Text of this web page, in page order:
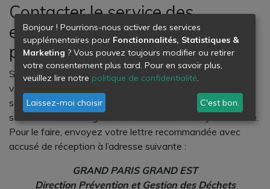
Contacter le service des
encombrants Neuilly-Plaisance
par courrier postal
Si vous avez une réclamation à faire, une suggestion ou si
vous désirez dénoncer un acte irresponsable de dépôt
sauvage, vous pouvez envoyer un courrier postal au
service de ramassage des encombrants Neuilly-Plaisance.
Pour le faire, envoyez votre lettre recommandée avec
accusé de réception à l’adresse suivante :
GRAND PARIS GRAND EST
Direction Prévention et Gestion des Déchets
Bonjour ! Pourrions-nous activer des services
supplémentaires pour Fonctionnalités, Statistiques &
Marketing ? Vous pouvez toujours modifier ou retirer
votre consentement plus tard. Pour en savoir plus,
veuillez lire notre politique de confidentialité.
Laissez-moi choisir C'est bon.